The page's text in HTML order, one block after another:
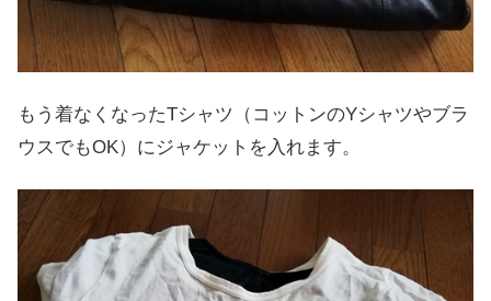
もう着なくなったTシャツ（コットンのYシャツやブラ
ウスでもOK）にジャケットを入れます。